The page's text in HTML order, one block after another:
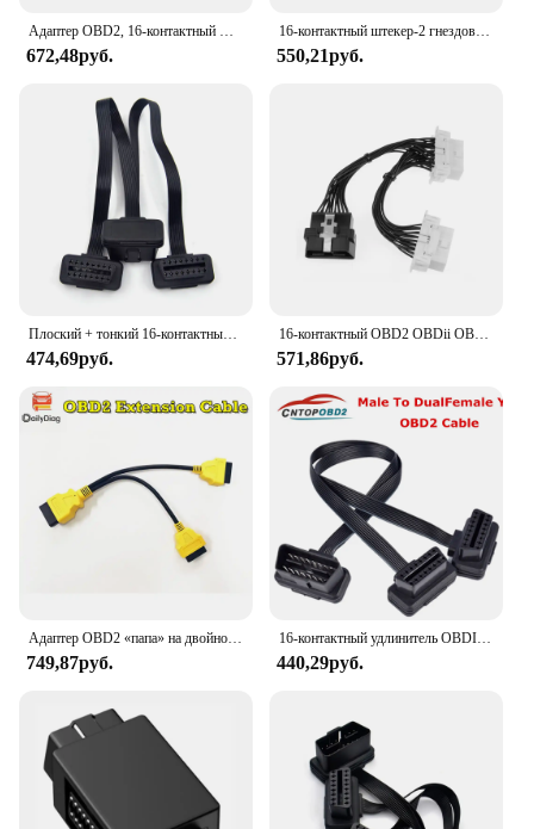
672,48руб.
16-контактный штекер-2 гнездовой адаптер OBD2 ABS OBD разветвитель соединитель для диагностического удлинителя
550,21руб.
Плоский + тонкий 16-контактный удлинитель OBD 2 OBD2 16-контактный ELM327 штекер-Двойной Женский Y-образный сплиттер коленчатый удлинитель OBDII кабель-удлинитель
474,69руб.
16-контактный OBD2 OBDii OBD 2 разветвитель Удлинительный кабель один штекер на два гнезда Y-кабеля OBD2 разветвитель Удлинительный кабель
571,86руб.
Адаптер OBD2 «папа» на двойной «мама» Y-кабель OBDII 1-2 разветвитель удлинительный кабель автомобильный диагностический инструмент разъем OBD 2
749,87руб.
16-контактный удлинитель OBDII ELM327 «Папа-двойное гнездо», Y-образный сплиттер, разъем OBD2 для двойного диагностического кабеля Fiat, такой же, как и у лапши
440,29руб.